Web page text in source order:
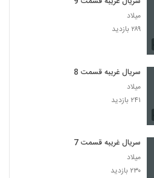
میلاد
۲۸۹ بازدید
سریال غریبه قسمت 8
میلاد
۲۴۱ بازدید
سریال غریبه قسمت 7
میلاد
۲۳۰ بازدید